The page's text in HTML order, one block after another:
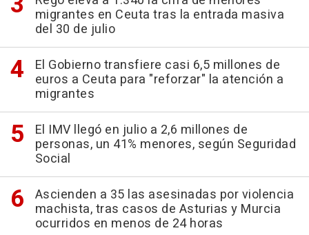
migrantes en Ceuta tras la entrada masiva
del 30 de julio
El Gobierno transfiere casi 6,5 millones de
euros a Ceuta para "reforzar" la atención a
migrantes
El IMV llegó en julio a 2,6 millones de
personas, un 41% menores, según Seguridad
Social
Ascienden a 35 las asesinadas por violencia
machista, tras casos de Asturias y Murcia
ocurridos en menos de 24 horas